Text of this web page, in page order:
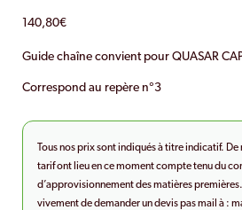
140,80€
Guide chaîne convient pour QUASAR
Correspond au repère n°3
Tous nos prix sont indiqués à titre indicatif.
tarif ont lieu en ce moment compte tenu du
d’approvisionnement des matières
vivement de demander un devis pas mail à :